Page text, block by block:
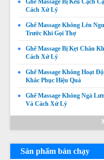
Ghế Massage Bị Kêu Cạch
Cách Xử Lý
Ghế Massage Không Lên
Trước Khi Gọi Thợ
Ghế Massage Bị Kẹt Chân
Cách Xử Lý
Ghế Massage Không Hoạt
Khắc Phục Hiệu Quả
Ghế Massage Không Ngả
Và Cách Xử Lý
Sản phẩm bán chạy
Ghế Massage Không
Dấu Hiệu
Thay da ghế massage